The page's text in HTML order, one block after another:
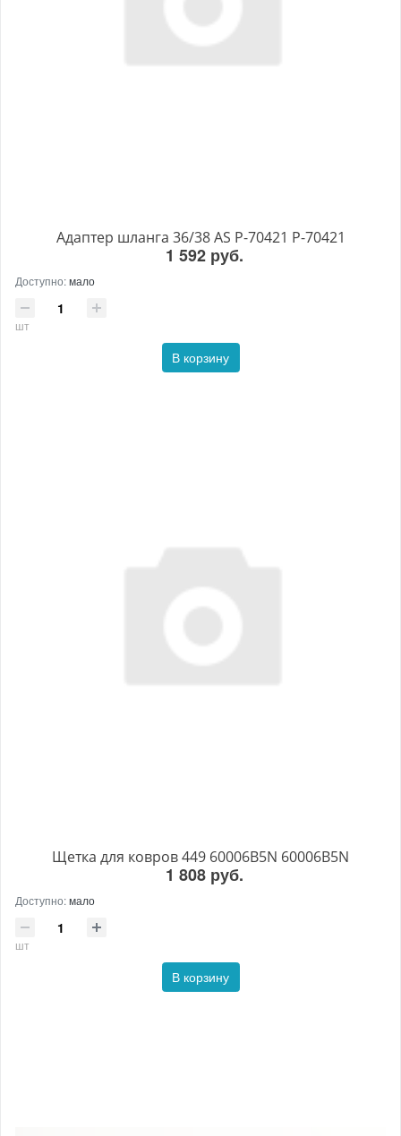
Адаптер шланга 36/38 AS P-70421 P-70421
1 592 руб.
Доступно:мало
шт
В корзину
Щетка для ковров 449 60006B5N 60006B5N
1 808 руб.
Доступно:мало
шт
В корзину